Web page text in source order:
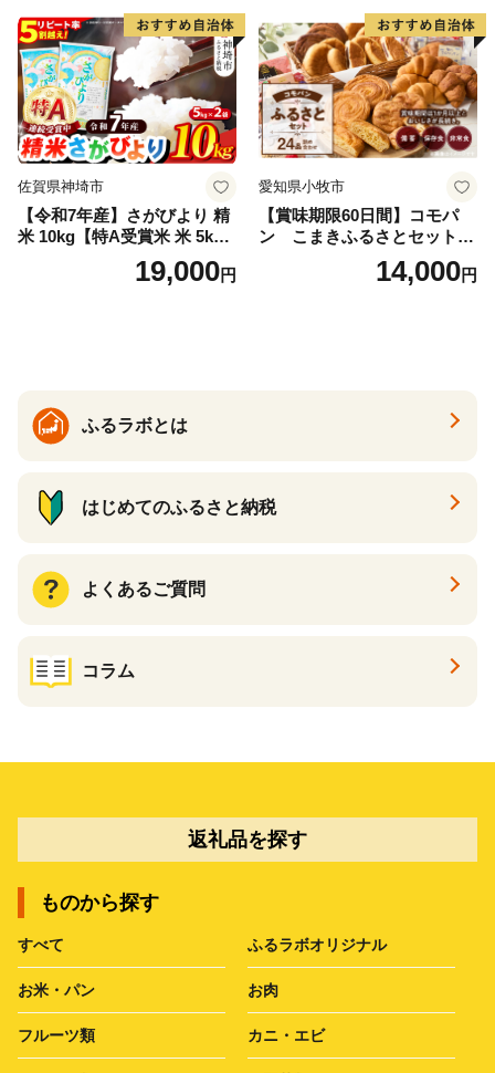
福島県 南相馬市 cu006-ae
佐賀県神埼市
【令和7年産】さがびより 精
米 10kg【特A受賞米 米 5kg×
2袋 お米 コメ こめ 国産 美味
しい ブランド米 人気 ランキ
19,000円
愛知県小牧市
【賞味期限60日間】コモパ
ン こまきふるさとセット
（24個入り）／災害用備蓄
保存食 非常食 防災グッズに
14,000円
ふるラボとは
はじめてのふるさと納税
よくあるご質問
コラム
返礼品を探す
ものから探す
すべて ふるラボオリジナル
お米・パン お肉
フルーツ類 カニ・エビ